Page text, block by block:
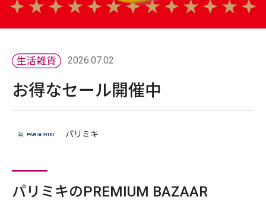
2026.07.02
お得なセール開催中
パリミキ
パリミキのPREMIUM BAZAAR